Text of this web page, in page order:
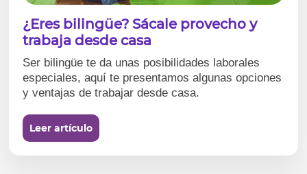
¿Eres bilingüe? Sácale provecho y
trabaja desde casa
Ser bilingüe te da unas posibilidades laborales
especiales, aquí te presentamos algunas opciones
y ventajas de trabajar desde casa.
Leer artículo